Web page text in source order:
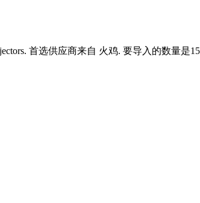
首选供应商来自 火鸡. 要导入的数量是